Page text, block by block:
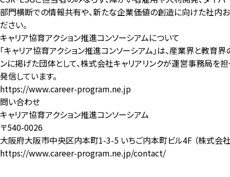
部門横断での情報共有や、新たな企業価値の創造に向けた社内お
ださい。
キャリア協育アクション推進コンソーシアムについて
「キャリア協育アクション推進コンソーシアム」は、産業界と教育
ンに掲げた団体として、株式会社キャリアリンクが運営事務局を担
発信しています。
https://www.career-program.ne.jp
問い合わせ
キャリア協育アクション推進コンソーシアム
〒540-0026
大阪府大阪市中央区内本町1-3-5 いちご内本町ビル4F （株式会社
https://www.career-program.ne.jp/contact/